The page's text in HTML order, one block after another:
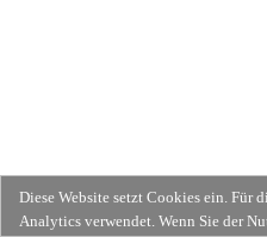
Diese Website setzt Cookies ein. Für
Analytics verwendet. Wenn Sie der